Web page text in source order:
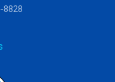
8828